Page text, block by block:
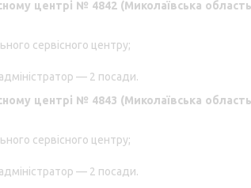
центрі № 4842 (Миколаївська
сервісного центру;
— 2 посади.
центрі № 4843 (Миколаївська
сервісного центру;
— 2 посади.